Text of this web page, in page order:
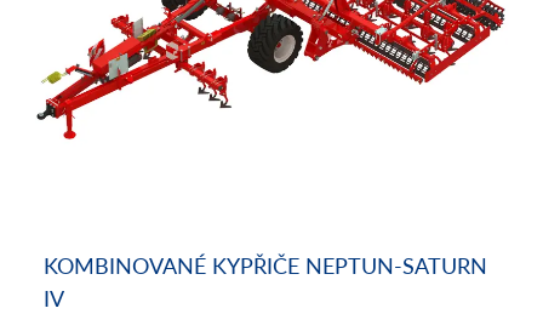
KOMBINOVANÉ KYPŘIČE NEPTUN-SATURN
IV